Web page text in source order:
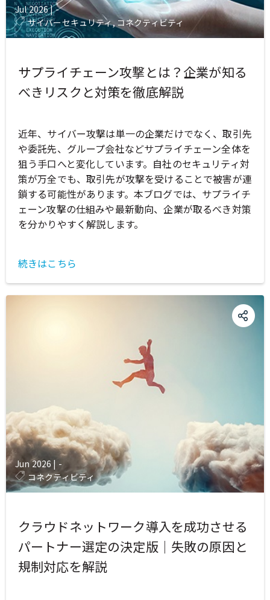
Jul 2026|-
サイバーセキュリティ, コネクティビティ
サプライチェーン攻撃とは？企業が知る
べきリスクと対策を徹底解説
近年、サイバー攻撃は単一の企業だけでなく、取引先
や委託先、グループ会社などサプライチェーン全体を
狙う手口へと変化しています。自社のセキュリティ対
策が万全でも、取引先が攻撃を受けることで被害が連
鎖する可能性があります。本ブログでは、サプライチ
ェーン攻撃の仕組みや最新動向、企業が取るべき対策
を分かりやすく解説します。
続きはこちら
Jun 2026 | -
コネクティビティ
クラウドネットワーク導入を成功させる
パートナー選定の決定版｜失敗の原因と
規制対応を解説